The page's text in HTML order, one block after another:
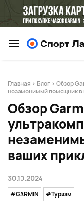
Главная > Блог > Обзор
незаменимый помощник в
Обзор
ваших
30.10.2024
#GARMIN #Туризм